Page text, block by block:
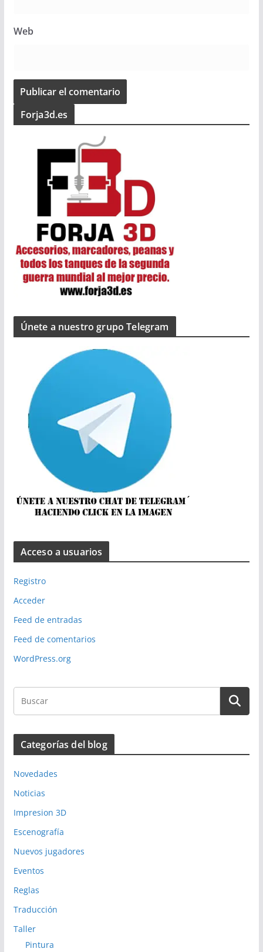
Web
Forja3d.es
Únete a nuestro grupo Telegram
Acceso a usuarios
Registro
Acceder
Feed de entradas
Feed de comentarios
WordPress.org
Categorías del blog
Novedades
Noticias
Impresion 3D
Escenografía
Nuevos jugadores
Eventos
Reglas
Traducción
Taller
Pintura